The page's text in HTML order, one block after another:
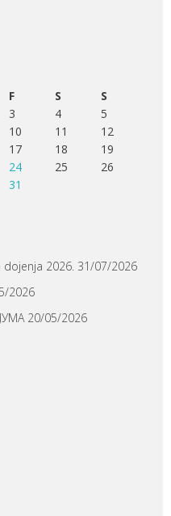
F S
S
3 4
5
10 11
12
17 18
19
24 25
26
31
2026. 31/07/2026
2026
20/05/2026